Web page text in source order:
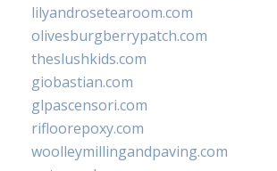
lilyandrosetearoom.com
olivesburgberrypatch.com
theslushkids.com
giobastian.com
glpascensori.com
rifloorepoxy.com
woolleymillingandpaving.com